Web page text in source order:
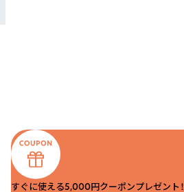
すぐに使える5,000円クーポンプレゼント！